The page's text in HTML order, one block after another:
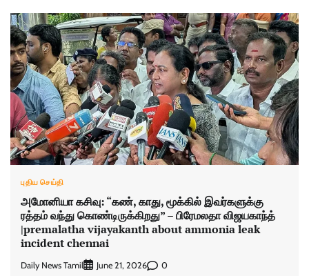
புதிய செய்தி
அமோனியா கசிவு: “கண், காது, மூக்கில் இவர்களுக்கு
ரத்தம் வந்து கொண்டிருக்கிறது” – பிரேமலதா விஜயகாந்த்
|premalatha vijayakanth about ammonia leak
incident chennai
Daily News Tamil June 21, 2026 0